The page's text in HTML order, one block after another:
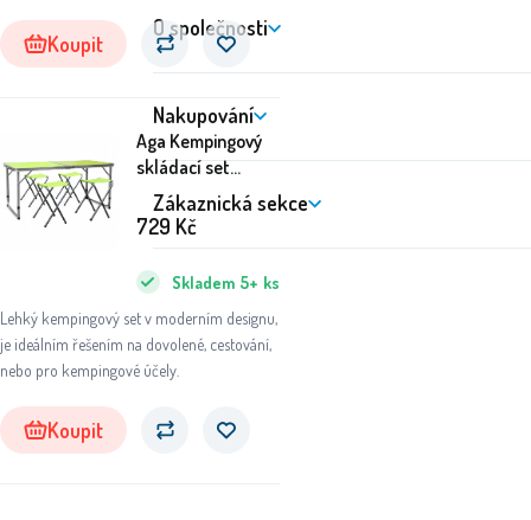
Koupit
Aga Kempingový
skládací set
Zelený
Lehký kempingový set v moderním designu,
je ideálním řešením na dovolené, cestování,
nebo pro kempingové účely.
Skladem 5+ ks
729 Kč
Koupit
O společnosti
Nakupování
Zákaznická sekce